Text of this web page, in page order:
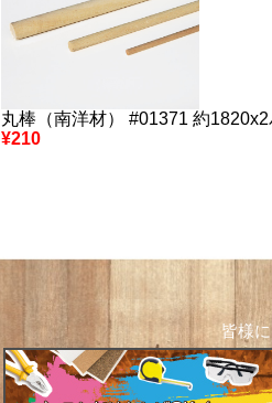
丸棒（南洋材） #01371 約
¥210
皆様